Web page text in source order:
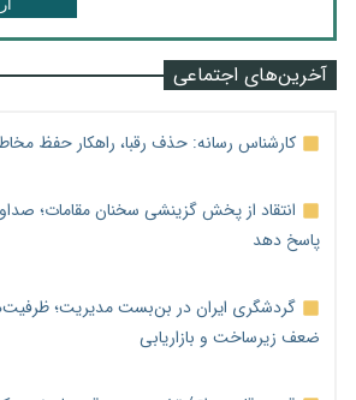
آخرین‌های اجتماعی
کارشناس رسانه: حذف رقبا، راهکار حفظ
انتقاد از پخش گزینشی سخنان مقامات؛
پاسخ دهد
گردشگری ایران در بن‌بست مدیریت؛
ضعف زیرساخت و بازاریابی